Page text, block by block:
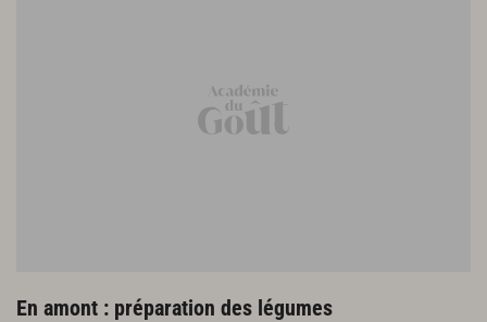
En amont : préparation des légumes